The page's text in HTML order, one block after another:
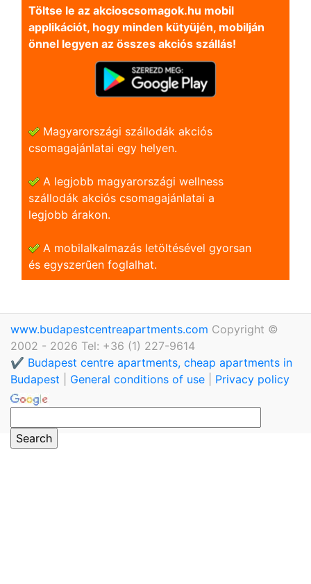
Töltse le az akcioscsomagok.hu mobil
applikációt, hogy minden kütyüjén, mobilján
önnel legyen az összes akciós szállás!
Magyarországi szállodák akciós
csomagajánlatai egy helyen.
A legjobb magyarországi wellness
szállodák akciós csomagajánlatai a
legjobb árakon.
A mobilalkalmazás letöltésével gyorsan
és egyszerũen foglalhat.
www.budapestcentreapartments.com Copyright ©
2002 - 2026 Tel: +36 (1) 227-9614
✔️ Budapest centre apartments, cheap apartments in
Budapest
General conditions of use Privacy policy